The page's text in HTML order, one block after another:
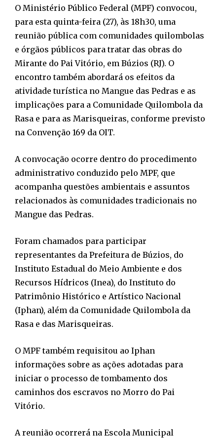
O Ministério Público Federal (MPF) convocou,
para esta quinta-feira (27), às 18h30, uma
reunião pública com comunidades quilombolas
e órgãos públicos para tratar das obras do
Mirante do Pai Vitório, em Búzios (RJ). O
encontro também abordará os efeitos da
atividade turística no Mangue das Pedras e as
implicações para a Comunidade Quilombola da
Rasa e para as Marisqueiras, conforme previsto
na Convenção 169 da OIT.
A convocação ocorre dentro do procedimento
administrativo conduzido pelo MPF, que
acompanha questões ambientais e assuntos
relacionados às comunidades tradicionais no
Mangue das Pedras.
Foram chamados para participar
representantes da Prefeitura de Búzios, do
Instituto Estadual do Meio Ambiente e dos
Recursos Hídricos (Inea), do Instituto do
Patrimônio Histórico e Artístico Nacional
(Iphan), além da Comunidade Quilombola da
Rasa e das Marisqueiras.
O MPF também requisitou ao Iphan
informações sobre as ações adotadas para
iniciar o processo de tombamento dos
caminhos dos escravos no Morro do Pai
Vitório.
A reunião ocorrerá na Escola Municipal